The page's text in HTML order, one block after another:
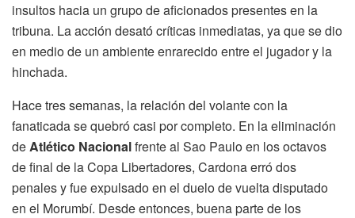
insultos hacia un grupo de aficionados presentes en la
tribuna. La acción desató críticas inmediatas, ya que se dio
en medio de un ambiente enrarecido entre el jugador y la
hinchada.
Hace tres semanas, la relación del volante con la
fanaticada se quebró casi por completo. En la eliminación
deAtlético Nacionalfrente al Sao Paulo en los octavos
de final de la Copa Libertadores, Cardona erró dos
penales y fue expulsado en el duelo de vuelta disputado
en el Morumbí. Desde entonces, buena parte de los